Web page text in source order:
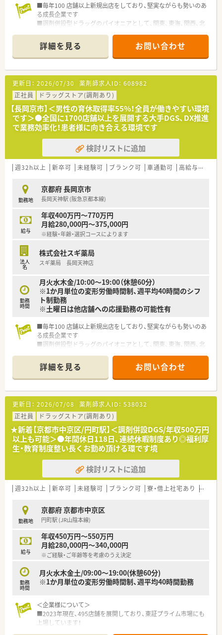
■毎年100 店舗以上新規出店をしており、堅実ながらも勢いのあ
る成長企業です
■調剤併設型ドラッグのパイオニアとして、関東、東海、関西、北
■研修制度は様々なプランがあり、集合研修だけでなく任意で受
講可能な研修も幅広く用意されています
■店舗で活躍する従業員、社外で活躍する従業員、将来経営幹部
となる従業員など、薬剤師として様々な活躍ができるフィールド
を用意されています
■総合薬剤師・調剤薬剤師（土日休み・19時までの勤務）どちらか
の働き方を選択できます
■調剤併設型だけでなく「医療モール・クリニック併設店舗」「敷
地内薬局」「訪問調剤特化型店舗」など様々な店舗を運営してい
ます
■在宅医療にも積極的取り組んでおり「訪問調剤特化型店舗」を
50店舗以上、無菌調剤室は業界最多の51店舗設置しています
■「プラチナくるみん認定企業」「健康経営優良法人2023（大規模
法人部門）認定」等を取得し一人ひとりが働きやすい環境が整備
されています
があるのも特徴です
詳細を見る お問い合わせ
更新日： 2026/07/30 薬剤師求人ID： 608982
正社員
ドラッグストア(調剤あり)
【長岡京市】＜男性の育休取得率55%！全員が働きやすい環境
です＞●全国に1700店舗以上を展開する大手DGS、DX推進
で業務効率化！患者様に向き合える環境です
検討リストに追加
週32h以上 新卒可 未経験可 ブランク可 車通勤可 高給与(600万円以上)
勤務地
京都府 長岡京市
長岡天神駅 (阪急京都本線)
給与
年収400万円～770万円
月給280,000円～375,000円
※経験・年齢・選択コースによります
法人
名
株式会社スギ薬局
スギ薬局 長岡天神店
勤務
時間
月火水木金/10:00～19:00（休憩60分）
※1か月単位の変形労働時間制、週平均40時間のシフ
ト制勤務
※土曜日は他店舗への応援勤務の可能性有
■毎年100 店舗以上新規出店をしており、堅実ながらも勢いのあ
る成長企業です
■調剤併設型ドラッグのパイオニアとして、関東、東海、関西、北
■研修制度は様々なプランがあり、集合研修だけでなく任意で受
講可能な研修も幅広く用意されています
■店舗で活躍する従業員、社外で活躍する従業員、将来経営幹部
となる従業員など、薬剤師として様々な活躍ができるフィールド
を用意されています
■総合薬剤師・調剤薬剤師（土日休み・19時までの勤務）どちらか
の働き方を選択できます
■調剤併設型だけでなく「医療モール・クリニック併設店舗」「敷
地内薬局」「訪問調剤特化型店舗」など様々な店舗を運営してい
ます
■在宅医療にも積極的取り組んでおり「訪問調剤特化型店舗」を
50店舗以上、無菌調剤室は業界最多の51店舗設置しています
■「プラチナくるみん認定企業」「健康経営優良法人2023（大規模
法人部門）認定」等を取得し一人ひとりが働きやすい環境が整備
されています
があるのも特徴です
詳細を見る お問い合わせ
更新日： 2026/07/08 薬剤師求人ID： 538032
正社員
ドラッグストア(調剤あり)
★新着【京都市中京区/円町駅】＜調剤併設DGS/年収500万円
以上も可能＞●年間休日118日、連続休暇制度あり◎福利厚
生・教育制度整い長くお勤め頂ける環です境
検討リストに追加
週32h以上 新卒可 未経験可 ブランク可 寮・借上社宅あり 教育
勤務地
京都府 京都市中京区
円町駅 (JR山陰本線)
給与
年収450万円～550万円
月給280,000円～340,000円
※ご経験・ご年齢等を考慮のうえ決定
勤務
時間
月火水木金土/09:00～19:00(休憩60分)
※1か月単位の変形労働時間制、週平均40時間勤務
＜企業様について＞
■2023年現在、495店舗を展開しており、東証プライム市場にも
上場しています！